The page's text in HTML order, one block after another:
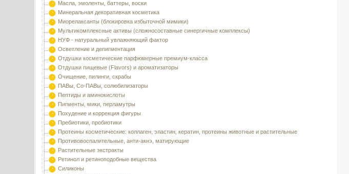
Масла, эмоленты, баттеры, воски
Минеральная декоративная косметика
Миорелаксанты (блокировка избыточной мимики)
Мультикомплексные активы (сложносоставные синергичные комплексы)
НУФ - натуральный увлажняющий фактор
Осветление и депигментация
Отдушки косметические парфюмерные премиум-класса
Отдушки пищевые (Flavors) и ароматизаторы
Очищение, пилинги, скрабы
ПАВы, Со-ПАВы, солюбилизаторы
Пептиды и аминокислоты
Пигменты, мики, перламутры
Похудение и коррекция фигуры
Пребиотики, пробиотики
Протеины косметические: коллаген, эластин, кератин, протеины животные и растительные
Противовоспалительные, анти-акнэ, матирующие
Растительные экстракты
Ретинол и ретиноподобные вещества
Силиконы